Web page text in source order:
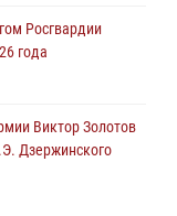
устроивших
Росгвардии
года
Виктор Золотов
Дзержинского